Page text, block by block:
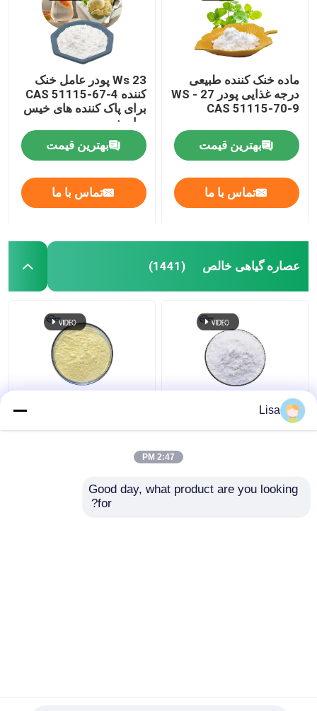
ماده خنک کننده طبیعی
درجه غذایی پودر WS - 27
CAS 51115-70-9
بهترین قیمت
تماس با ما
Ws 23 پودر عامل خنک
کننده CAS 51115-67-4
برای پاک کننده های خیس
صابون
بهترین قیمت
تماس با ما
عصاره گیاهی خالص (1441)
پودر استخراج گیاهی
506-32-1 عصاره گیاهی
Lisa
2:47 PM
Good day, what product are you looking
for?